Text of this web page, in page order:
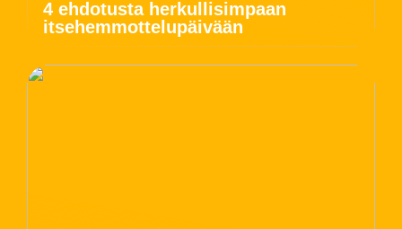
4 ehdotusta herkullisimpaan
itsehemmottelupäivään